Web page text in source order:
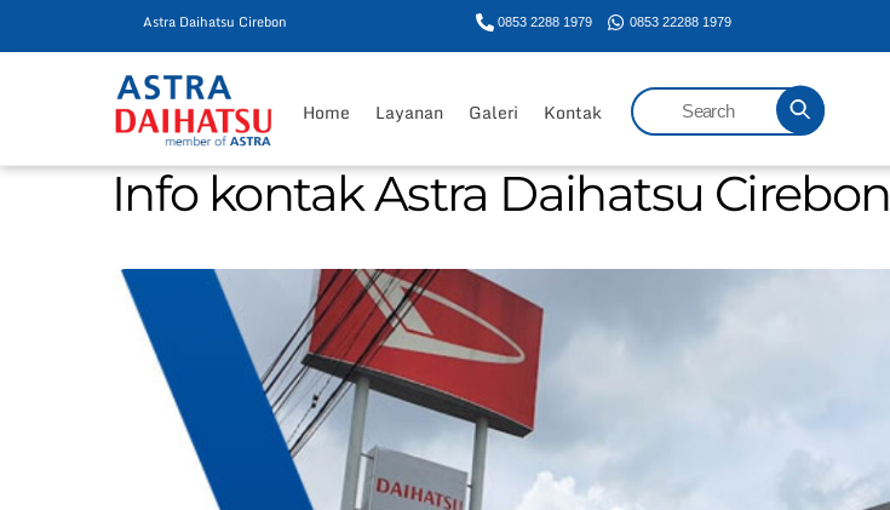
Astra Daihatsu Cirebon 0853 2288 1979 0853 22288 1979
Home Layanan Galeri Kontak
Info kontak Astra Daihatsu Cirebon